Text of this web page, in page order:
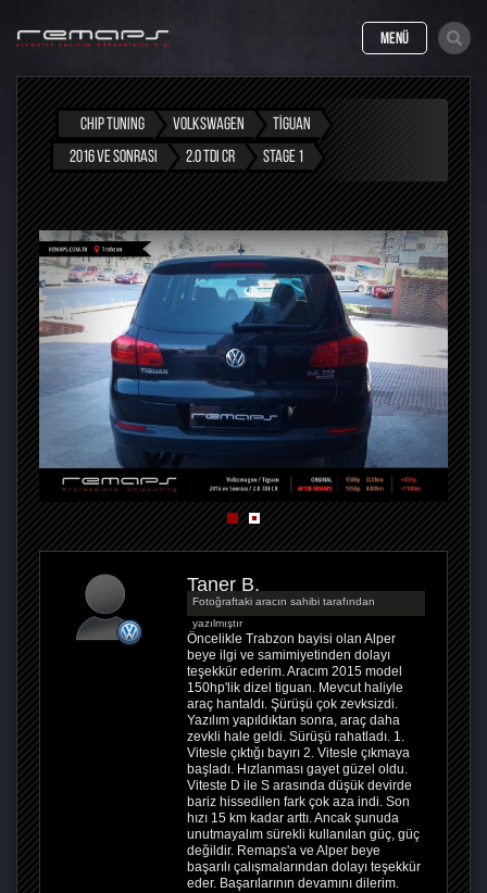
MENÜ
CHIP TUNING VOLKSWAGEN
TIGUAN
2016 VE SONRASI
2.0 TDI CR STAGE 1
Taner B.
Fotoğraftaki aracın sahibi tarafından
yazılmıştır
Öncelikle Trabzon bayisi olan Alper
beye ilgi ve samimiyetinden dolayı
teşekkür ederim. Aracım 2015 model
150hp'lik dizel tiguan. Mevcut haliyle
araç hantaldı. Şürüşü çok zevksizdi.
Yazılım yapıldıktan sonra, araç daha
zevkli hale geldi. Sürüşü rahatladı. 1.
Vitesle çıktığı bayırı 2. Vitesle çıkmaya
başladı. Hızlanması gayet güzel oldu.
Viteste D ile S arasında düşük devirde
bariz hissedilen fark çok aza indi. Son
hızı 15 km kadar arttı. Ancak şunuda
unutmayalım sürekli kullanılan güç, güç
değildir. Remaps'a ve Alper beye
başarılı çalışmalarından dolayı teşekkür
eder. Başarılarının devamını dilerim.